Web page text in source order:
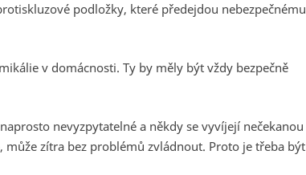
podložky, které předejdou nebezpečnému
v domácnosti. Ty by měly být vždy bezpečně
nevyzpytatelné a někdy se vyvíjejí nečekanou
může zítra bez problémů zvládnout. Proto je třeba být